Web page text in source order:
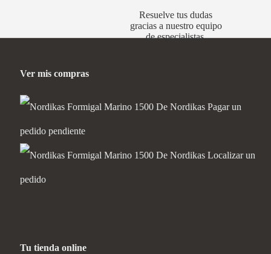
Resuelve tus dudas
gracias a nuestro equipo
de especialistas.
Ver mis compras
Pagar un
pedido pendiente
Localizar un
pedido
Tu tienda online